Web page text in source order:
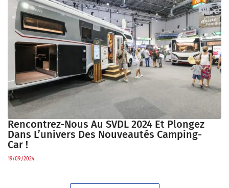
Rencontrez-Nous Au SVDL 2024 Et Plongez
Dans L’univers Des Nouveautés Camping-
Car !
19/09/2024